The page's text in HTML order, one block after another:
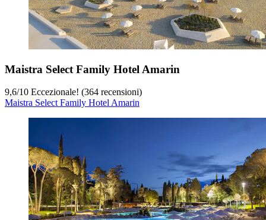
Maistra Select Family Hotel Amarin
9,6/10 Eccezionale! (364 recensioni)
Maistra Select Family Hotel Amarin